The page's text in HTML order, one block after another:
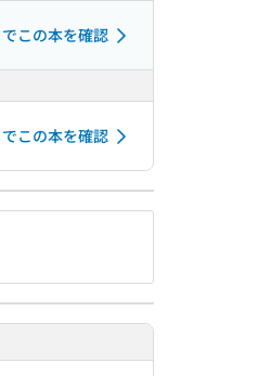
この本を確認
この本を確認